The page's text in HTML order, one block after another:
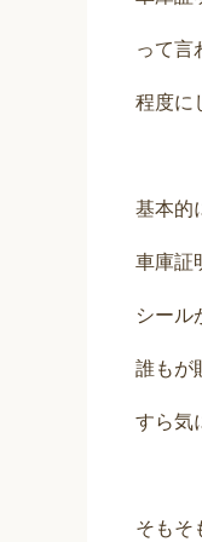
って言
程度に
基本的
車庫証
シール
誰もが
すら気
そもそ